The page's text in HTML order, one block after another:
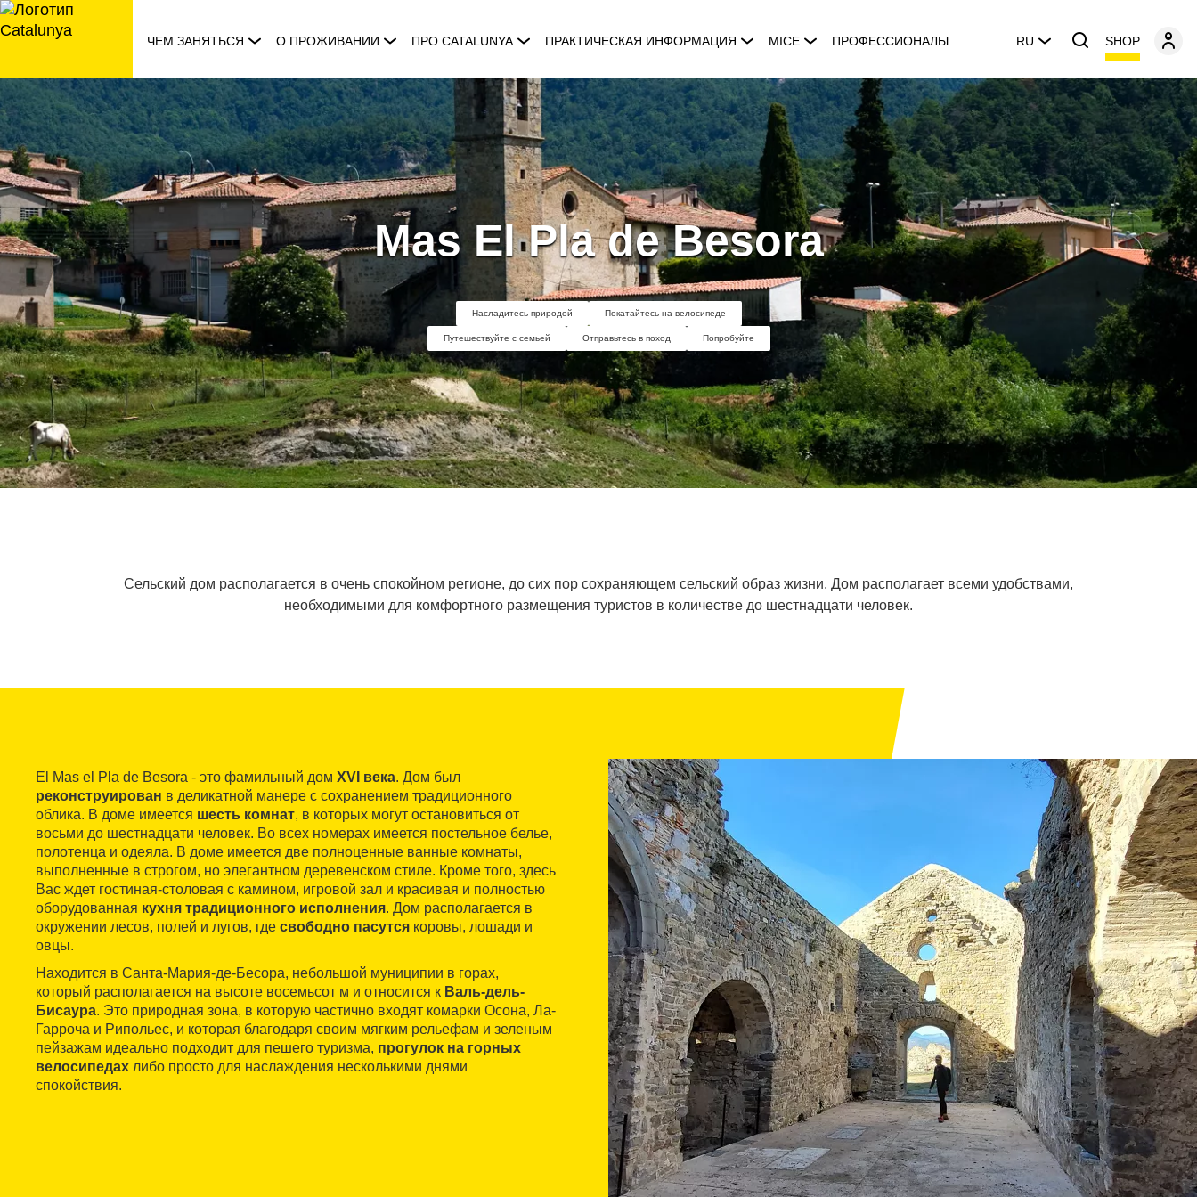
перейти
к
ЧЕМ ЗАНЯТЬСЯ О ПРОЖИВАНИИ ПРО CATALUNYA ПРАКТИЧЕСКАЯ ИНФОРМАЦИЯ MICE ПРОФЕССИОНАЛЫ RU SHOP
Mas El Pla de Besora
Насладитесь природой Покатайтесь на велосипеде
Путешествуйте с семьей Отправьтесь в поход Попробуйте
Сельский дом располагается в очень спокойном регионе, до сих пор сохраняющем сельский образ жизни. Дом располагает всеми удобствами,
необходимыми для комфортного размещения туристов в количестве до шестнадцати человек.
El Mas el Pla de Besora - это фамильный дом XVI века. Дом был
реконструирован в деликатной манере с сохранением традиционного
облика. В доме имеется шесть комнат, в которых могут остановиться от
восьми до шестнадцати человек. Во всех номерах имеется постельное белье,
полотенца и одеяла. В доме имеется две полноценные ванные комнаты,
выполненные в строгом, но элегантном деревенском стиле. Кроме того, здесь
Вас ждет гостиная-столовая с камином, игровой зал и красивая и полностью
оборудованная кухня традиционного исполнения. Дом располагается в
окружении лесов, полей и лугов, где свободно пасутся коровы, лошади и
овцы.
Находится в Санта-Мария-де-Бесора, небольшой муниципии в горах,
который располагается на высоте восемьсот м и относится к Валь-дель-
Бисаура. Это природная зона, в которую частично входят комарки Осона, Ла-
Гарроча и Рипольес, и которая благодаря своим мягким рельефам и зеленым
пейзажам идеально подходит для пешего туризма, прогулок на горных
велосипедах либо просто для наслаждения несколькими днями
спокойствия.